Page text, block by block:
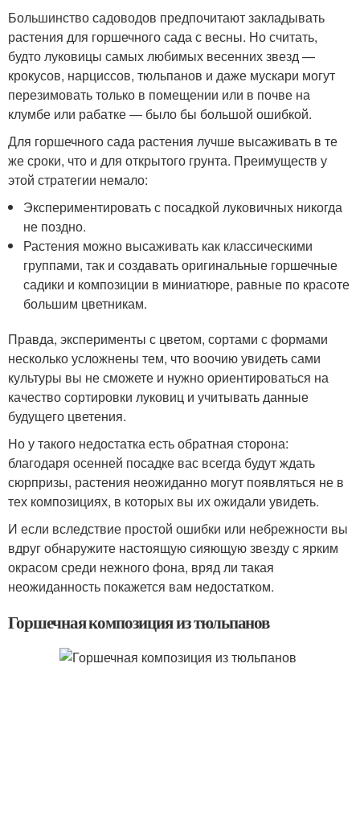
Большинство садоводов предпочитают закладывать
растения для горшечного сада с весны. Но считать,
будто луковицы самых любимых весенних звезд —
крокусов, нарциссов, тюльпанов и даже мускари могут
перезимовать только в помещении или в почве на
клумбе или рабатке — было бы большой ошибкой.
Для горшечного сада растения лучше высаживать в те
же сроки, что и для открытого грунта. Преимуществ у
этой стратегии немало:
Экспериментировать с посадкой луковичных никогда
не поздно.
Растения можно высаживать как классическими
группами, так и создавать оригинальные горшечные
садики и композиции в миниатюре, равные по красоте
большим цветникам.
Правда, эксперименты с цветом, сортами с формами
несколько усложнены тем, что воочию увидеть сами
культуры вы не сможете и нужно ориентироваться на
качество сортировки луковиц и учитывать данные
будущего цветения.
Но у такого недостатка есть обратная сторона:
благодаря осенней посадке вас всегда будут ждать
сюрпризы, растения неожиданно могут появляться не в
тех композициях, в которых вы их ожидали увидеть.
И если вследствие простой ошибки или небрежности вы
вдруг обнаружите настоящую сияющую звезду с ярким
окрасом среди нежного фона, вряд ли такая
неожиданность покажется вам недостатком.
Горшечная композиция из тюльпанов